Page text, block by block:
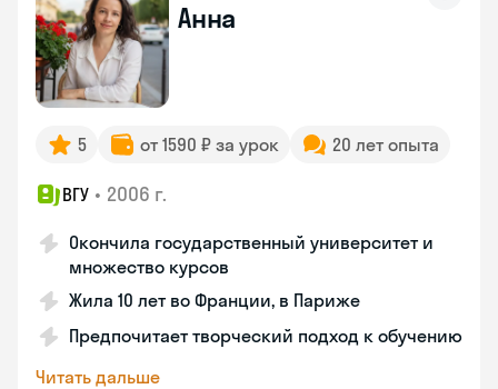
Анна
5 от 1590 ₽ за урок 20 лет опыта
ВГУ • 2006 г.
Окончила государственный университет и
множество курсов
Жила 10 лет во Франции, в Париже
Предпочитает творческий подход к обучению
Читать дальше